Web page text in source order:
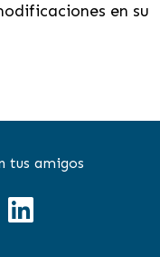
en su
tus amigos